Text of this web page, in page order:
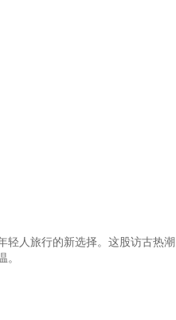
人旅行的新选择。这股访古热潮